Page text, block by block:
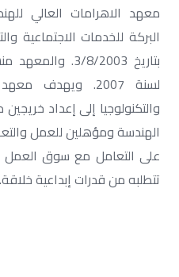
معهد الاهرامات العالي
لسنة 2007. ويهدف
والتكنولوجيا إلى إعداد
الهندسة ومؤهلين للعمل
على التعامل مع سوق
تتطلبه من قدرات إبداعية خلاقة.